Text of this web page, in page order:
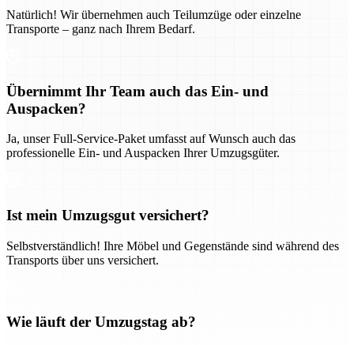
Natürlich! Wir übernehmen auch Teilumzüge oder einzelne
Transporte – ganz nach Ihrem Bedarf.
Übernimmt Ihr Team auch das Ein- und
Auspacken?
Ja, unser Full-Service-Paket umfasst auf Wunsch auch das
professionelle Ein- und Auspacken Ihrer Umzugsgüter.
Ist mein Umzugsgut versichert?
Selbstverständlich! Ihre Möbel und Gegenstände sind während des
Transports über uns versichert.
Wie läuft der Umzugstag ab?